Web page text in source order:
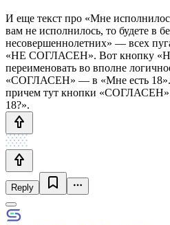
И еще текст про «Мне
вам не исполнилось, то будете в
несовершеннолетних» — всех
«НЕ СОГЛАСЕН». Вот кнопку
переименовать во вполне
«СОГЛАСЕН» — в «Мне есть 18».
причем тут кнопки
18?».
Reply